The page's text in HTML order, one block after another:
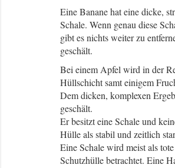
Eine Banane hat eine dicke,
Schale. Wenn genau diese
gibt es nichts weiter zu
geschält.
Bei einem Apfel wird in der
Hüllschicht samt einigem
Dem dicken, komplexen
geschält.
Er besitzt eine Schale und
Hülle als stabil und zeitlich
Eine Schale wird meist als
Schutzhülle betrachtet. Eine